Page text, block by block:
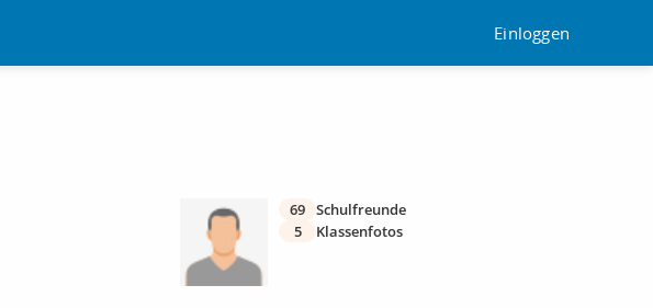
Einloggen
69 Schulfreunde
5
Klassenfotos